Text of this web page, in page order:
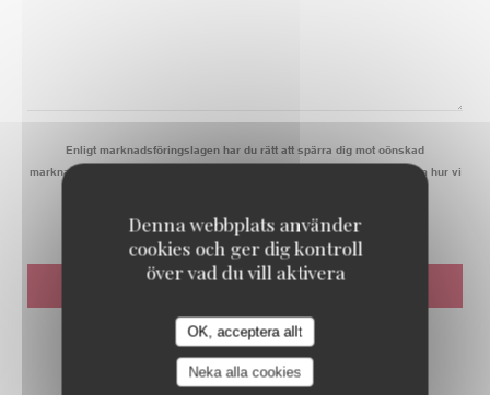
Denna webbplats använder
cookies och ger dig kontroll
över vad du vill aktivera
OK, acceptera allt
Neka alla cookies
Enligt marknadsföringslagen har du rätt att spärra dig mot oönskad
marknadsföring genom NIX-Telefon:
. För mer information om hur vi